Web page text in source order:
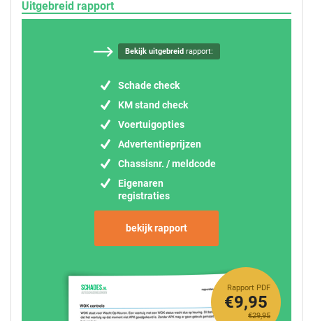
Uitgebreid rapport
Bekijk uitgebreidrapport:
Schade check
KM stand check
Voertuigopties
Advertentieprijzen
Chassisnr. / meldcode
Eigenaren
registraties
bekijk rapport
Rapport PDF
€29,95
€9,95